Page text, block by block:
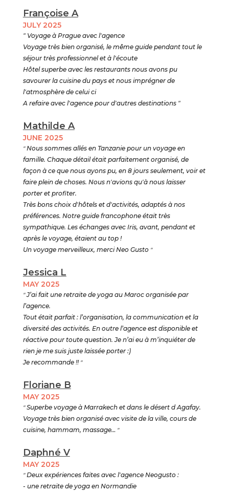
Françoise A
JULY 2025
" Voyage à Prague avec l'agence
Voyage très bien organisé, le même guide pendant tout le
séjour très professionnel et à l'écoute
Hôtel superbe avec les restaurants nous avons pu
savourer la cuisine du pays et nous imprégner de
l'atmosphère de celui ci
A refaire avec l'agence pour d'autres destinations "
Mathilde A
JUNE 2025
"Nous sommes allés en Tanzanie pour un voyage en
famille. Chaque détail était parfaitement organisé, de
façon à ce que nous ayons pu, en 8 jours seulement, voir et
faire plein de choses. Nous n'avions qu'à nous laisser
porter et profiter.
Très bons choix d'hôtels et d'activités, adaptés à nos
préférences. Notre guide francophone était très
sympathique. Les échanges avec Iris, avant, pendant et
après le voyage, étaient au top !
Un voyage merveilleux, merci Neo Gusto "
Jessica L
MAY 2025
"J’ai fait une retraite de yoga au Maroc organisée par
l’agence.
Tout était parfait : l’organisation, la communication et la
diversité des activités. En outre l’agence est disponible et
réactive pour toute question. Je n’ai eu à m’inquiéter de
rien je me suis juste laissée porter :)
Je recommande !!"
Floriane B
MAY 2025
"Superbe voyage à Marrakech et dans le désert d Agafay.
Voyage très bien organisé avec visite de la ville, cours de
cuisine, hammam, massage…"
Daphné V
MAY 2025
"Deux expériences faites avec l'agence Neogusto :
- une retraite de yoga en Normandie